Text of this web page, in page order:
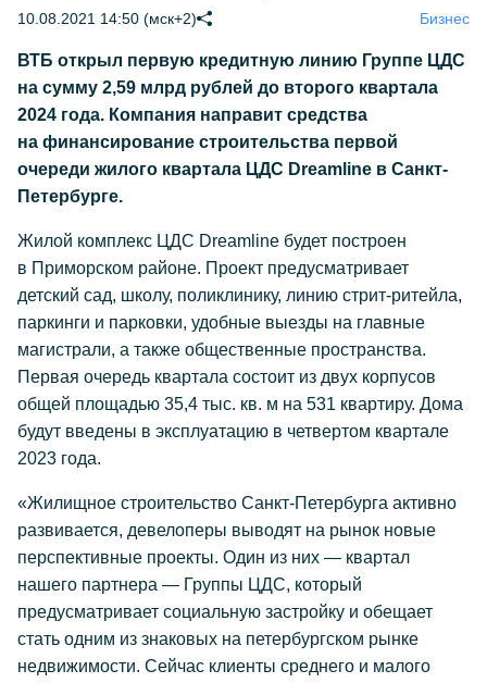
10.08.2021 14:50 (мск+2) Бизнес
ВТБ открыл первую кредитную линию Группе ЦДС
на сумму 2,59 млрд рублей до второго квартала
2024 года. Компания направит средства
на финансирование строительства первой
очереди жилого квартала ЦДС Dreamline в Санкт-
Петербурге.
Жилой комплекс ЦДС Dreamline будет построен
в Приморском районе. Проект предусматривает
детский сад, школу, поликлинику, линию стрит-ритейла,
паркинги и парковки, удобные выезды на главные
магистрали, а также общественные пространства.
Первая очередь квартала состоит из двух корпусов
общей площадью 35,4 тыс. кв. м на 531 квартиру. Дома
будут введены в эксплуатацию в четвертом квартале
2023 года.
«Жилищное строительство Санкт-Петербурга активно
развивается, девелоперы выводят на рынок новые
перспективные проекты. Один из них — квартал
нашего партнера — Группы ЦДС, который
предусматривает социальную застройку и обещает
стать одним из знаковых на петербургском рынке
недвижимости. Сейчас клиенты среднего и малого